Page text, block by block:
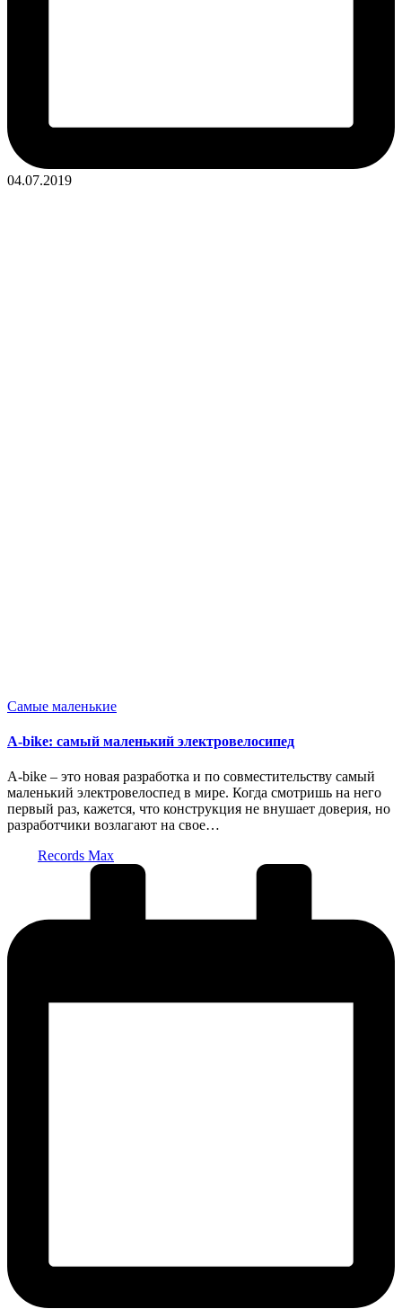
04.07.2019
Опубликовано
Самые маленькие
A-bike: самый маленький электровелосипед
A-bike – это новая разработка и по совместительству самый
маленький электровелоспед в мире. Когда смотришь на него
первый раз, кажется, что конструкция не внушает доверия, но
разработчики возлагают на свое…
Records Max